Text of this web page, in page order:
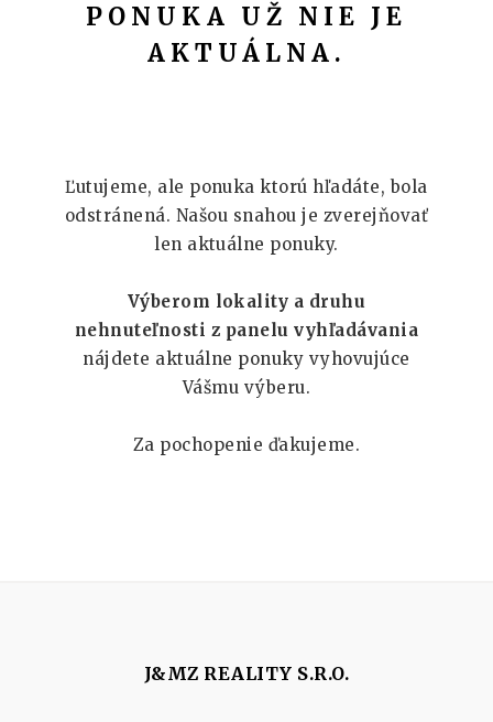
PONUKA UŽ NIE JE
AKTUÁLNA.
Ľutujeme, ale ponuka ktorú hľadáte, bola
odstránená. Našou snahou je zverejňovať
len aktuálne ponuky.
Výberom lokality a druhu
nehnuteľnosti z panelu vyhľadávania
nájdete aktuálne ponuky vyhovujúce
Vášmu výberu.
Za pochopenie ďakujeme.
J&MZ REALITY S.R.O.